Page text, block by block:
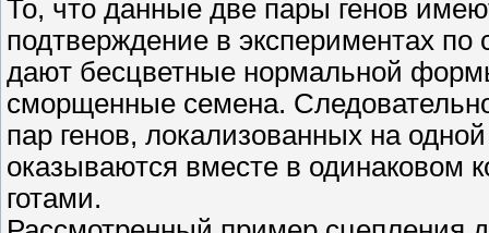
То, что данные две пары генов
подтверждение в экспериментах
дают бесцветные нормальной
сморщенные семена.
пар генов, локализованных на
оказываются вместе в одинаковом
готами.